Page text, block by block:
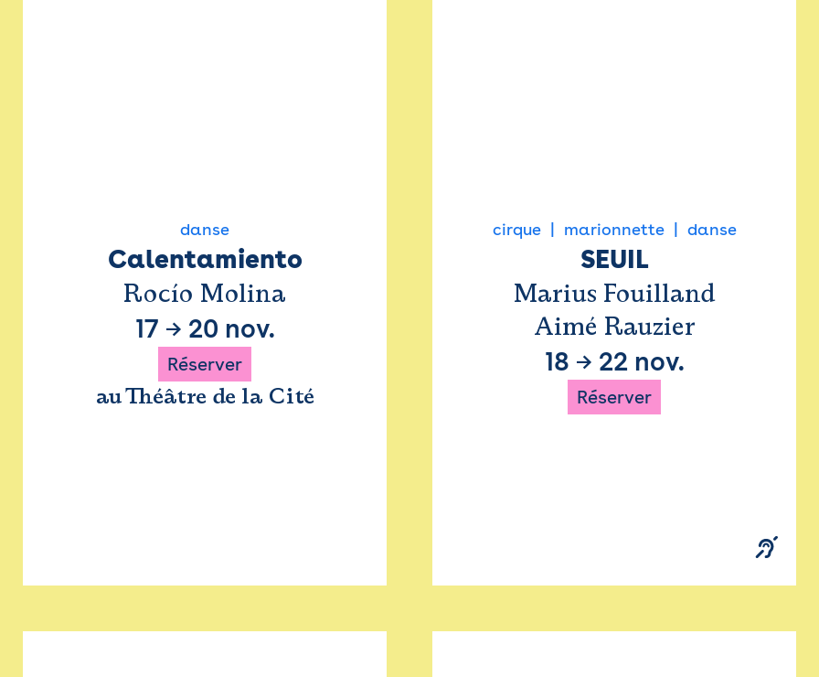
danse
Calentamiento
Rocío Molina
17 → 20 nov.
Réserver
au Théâtre de la Cité
cirque marionnette danse
SEUIL
Marius Fouilland
Aimé Rauzier
18 → 22 nov.
Réserver